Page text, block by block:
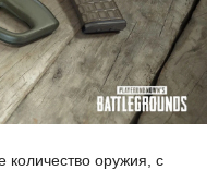
количество оружия, с